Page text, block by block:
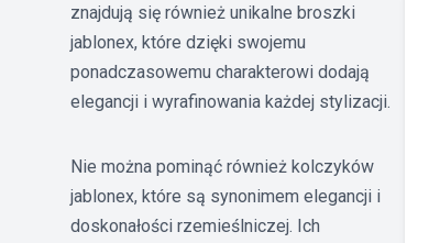
znajdują się również unikalne broszki
jablonex, które dzięki swojemu
ponadczasowemu charakterowi dodają
elegancji i wyrafinowania każdej stylizacji.
Nie można pominąć również kolczyków
jablonex, które są synonimem elegancji i
doskonałości rzemieślniczej. Ich